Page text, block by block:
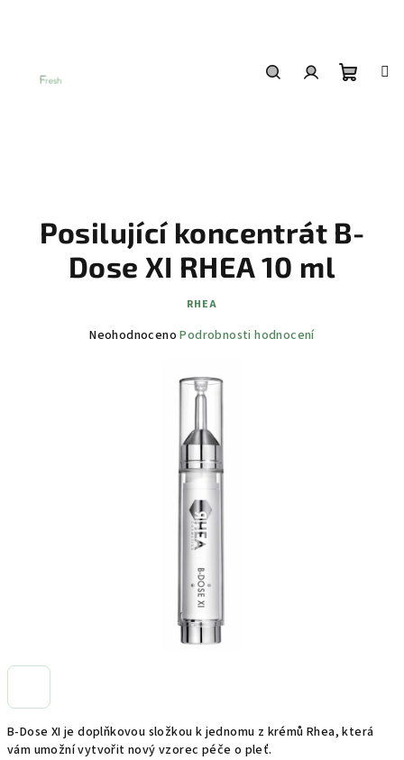
B-Dose XI je doplňkovou složkou k jednomu z krémů Rhea, která
vám umožní vytvořit nový vzorec péče o pleť.
Posilující koncentrát B-
Dose XI RHEA 10 ml
RHEA
Průměrné
Neohodnoceno Podrobnosti hodnocení